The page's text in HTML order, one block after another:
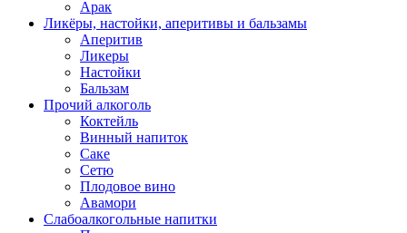
Арак
Ликёры, настойки, аперитивы и бальзамы
Аперитив
Ликеры
Настойки
Бальзам
Прочий алкоголь
Коктейль
Винный напиток
Саке
Сетю
Плодовое вино
Авамори
Слабоалкогольные напитки